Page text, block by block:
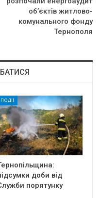
об’єктів житлово-
комунального фонду
Тернополя
ПОДІЇ
доби від
порятунку